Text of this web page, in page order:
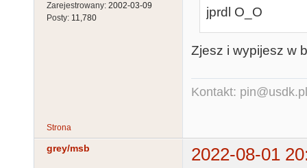
Zarejestrowany: 2002-03-09
Posty: 11,780 jprdl O_O
Zjesz i wypijesz w
Kontakt: pin@usdk.pl
Strona
grey/msb
2022-08-01